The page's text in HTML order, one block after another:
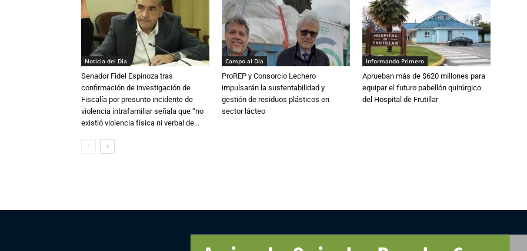
Noticia del Día
Senador Fidel Espinoza tras
confirmación de investigación de
Fiscalía por presunto incidente de
violencia intrafamiliar señala que “no
existió violencia física ni verbal de...
Campo al Día
ProREP y Consorcio Lechero
impulsarán la sustentabilidad y
gestión de residuos plásticos en
sector lácteo
Informando Primero
Aprueban más de $620 millones para
equipar el futuro pabellón quirúrgico
del Hospital de Frutillar